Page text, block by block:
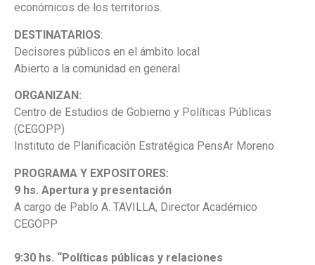
económicos de los territorios.
DESTINATARIOS:
Decisores públicos en el ámbito local
Abierto a la comunidad en general
ORGANIZAN:
Centro de Estudios de Gobierno y Políticas Públicas
(CEGOPP)
Instituto de Planificación Estratégica PensAr Moreno
PROGRAMA Y EXPOSITORES:
9 hs. Apertura y presentación
A cargo de Pablo A. TAVILLA, Director Académico
CEGOPP
9:30 hs. “Políticas públicas y relaciones